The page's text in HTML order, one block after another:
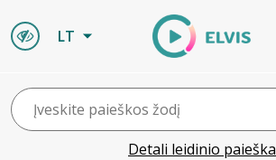
LT
Detali leidinio paieška